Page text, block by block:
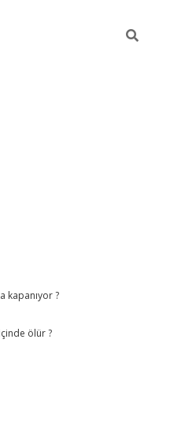
kapanıyor ?
ölür ?